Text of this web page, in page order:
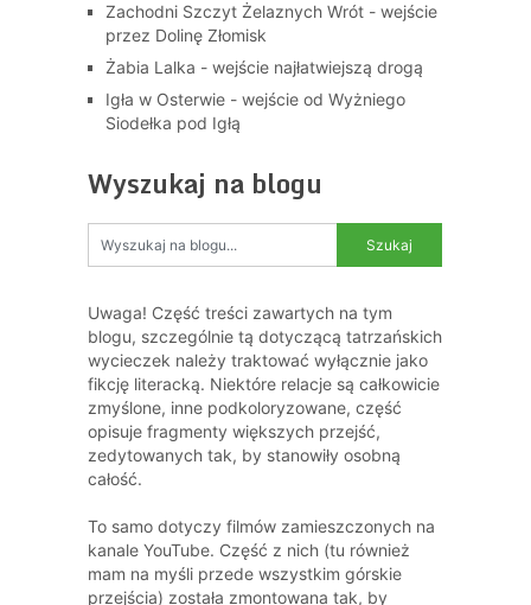
Zachodni Szczyt Żelaznych Wrót - wejście
przez Dolinę Złomisk
Żabia Lalka - wejście najłatwiejszą drogą
Igła w Osterwie - wejście od Wyżniego
Siodełka pod Igłą
Wyszukaj na blogu
Uwaga! Część treści zawartych na tym
blogu, szczególnie tą dotyczącą tatrzańskich
wycieczek należy traktować wyłącznie jako
fikcję literacką. Niektóre relacje są całkowicie
zmyślone, inne podkoloryzowane, część
opisuje fragmenty większych przejść,
zedytowanych tak, by stanowiły osobną
całość.
To samo dotyczy filmów zamieszczonych na
kanale YouTube. Część z nich (tu również
mam na myśli przede wszystkim górskie
przejścia) została zmontowana tak, by